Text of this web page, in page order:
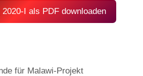
I als PDF downloaden
für Malawi-Projekt